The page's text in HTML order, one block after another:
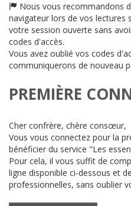
Nous vous recommandons
navigateur lors de vos lectures
votre session ouverte sans
codes d'accès.
Vous avez oublié vos codes
communiquerons de nouveau
PREMIÈRE
Cher confrère, chère consœur,
Vous vous connectez pour la
bénéficier du service "Les
Pour cela, il vous suffit de
ligne disponible ci-dessous et
professionnelles, sans oublier